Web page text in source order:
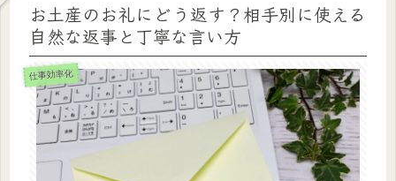
お土産のお礼にどう返す？相手別に使える
自然な返事と丁寧な言い方
仕事効率化